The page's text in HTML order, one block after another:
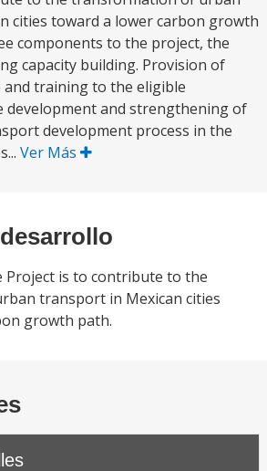
cities toward a lower carbon growth
components to the project, the
capacity building. Provision of
and training to the eligible
development and strengthening of
development process in the
Ver Más
Project is to contribute to the
transport in Mexican cities
growth path.